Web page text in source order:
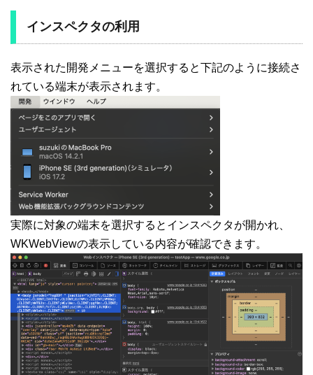
インスペクタの利用
表示された開発メニューを選択すると下記のように接続さ
れている端末が表示されます。
実際に対象の端末を選択するとインスペクタが開かれ、
WKWebViewの表示している内容が確認できます。